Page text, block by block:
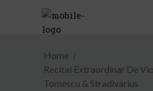
Home
Recital Extraordinar De
Tomescu & Stradivarius